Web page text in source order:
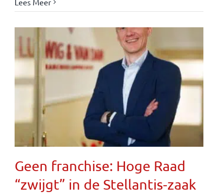
Geen franchise: Hoge Raad
“zwijgt” in de Stellantis-zaak